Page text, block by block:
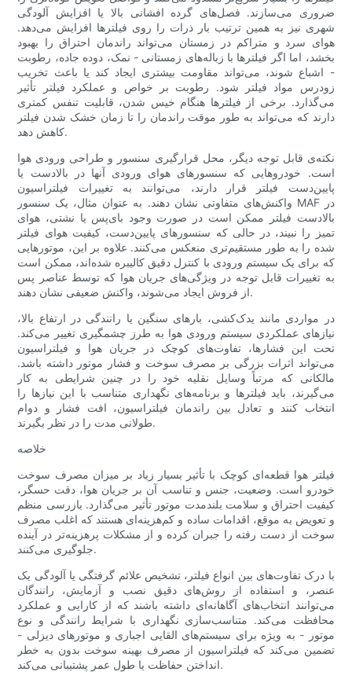
ضروری می‌سازند. فصل‌های گرده افشانی بالا یا افزایش آلودگی
شهری نیز به همین ترتیب بار ذرات را روی فیلترها افزایش می‌دهد.
هوای سرد و متراکم در زمستان می‌تواند راندمان احتراق را بهبود
بخشد، اما اگر فیلترها با زباله‌های زمستانی - نمک، دوده جاده، رطوبت
- اشباع شوند، می‌تواند مقاومت بیشتری ایجاد کند یا باعث تخریب
زودرس مواد فیلتر شود. رطوبت بر خواص و عملکرد فیلتر تأثیر
می‌گذارد. برخی از فیلترها هنگام خیس شدن، قابلیت تنفس کمتری
دارند که می‌تواند به طور موقت راندمان را تا زمان خشک شدن فیلتر
کاهش دهد.
نکته‌ی قابل توجه دیگر، محل قرارگیری سنسور و طراحی ورودی هوا
است. خودروهایی که سنسورهای هوای ورودی آنها در بالادست یا
پایین‌دست فیلتر قرار دارند، می‌توانند به تغییرات فیلتراسیون
واکنش‌های متفاوتی نشان دهند. به عنوان مثال، یک سنسور MAF در
بالادست فیلتر ممکن است در صورت وجود بای‌پس یا نشتی، هوای
تمیز را نبیند، در حالی که سنسورهای پایین‌دست، کیفیت هوای فیلتر
شده را به طور مستقیم‌تری منعکس می‌کنند. علاوه بر این، موتورهایی
که برای یک سیستم ورودی با کنترل دقیق کالیبره شده‌اند، ممکن است
به تغییرات قابل توجه در ویژگی‌های جریان هوا که توسط عناصر پس
از فروش ایجاد می‌شوند، واکنش ضعیفی نشان دهند.
در مواردی مانند یدک‌کشی، بارهای سنگین یا رانندگی در ارتفاع بالا،
نیازهای عملکردی سیستم ورودی هوا به طرز چشمگیری تغییر می‌کند.
تحت این فشارها، تفاوت‌های کوچک در جریان هوا و فیلتراسیون
می‌تواند اثرات بزرگی بر مصرف سوخت و فشار موتور داشته باشد.
مالکانی که مرتباً وسایل نقلیه خود را در چنین شرایطی به کار
می‌گیرند، باید فیلترها و برنامه‌های نگهداری متناسب با این نیازها را
انتخاب کنند و تعادل بین راندمان فیلتراسیون، افت فشار و دوام
طولانی مدت را در نظر بگیرند.
خلاصه
فیلتر هوا قطعه‌ای کوچک با تأثیر بسیار زیاد بر میزان مصرف سوخت
خودرو است. وضعیت، جنس و تناسب آن بر جریان هوا، دقت حسگر،
کیفیت احتراق و سلامت بلندمدت موتور تأثیر می‌گذارد. بازرسی منظم
و تعویض به موقع، اقدامات ساده و کم‌هزینه‌ای هستند که اغلب مصرف
سوخت از دست رفته را جبران کرده و از مشکلات پرهزینه‌تر در آینده
جلوگیری می‌کنند.
با درک تفاوت‌های بین انواع فیلتر، تشخیص علائم گرفتگی یا آلودگی یک
عنصر، و استفاده از روش‌های دقیق نصب و آزمایش، رانندگان
می‌توانند انتخاب‌های آگاهانه‌ای داشته باشند که از کارایی و عملکرد
محافظت می‌کند. متناسب‌سازی نگهداری با شرایط رانندگی و نوع
موتور - به ویژه برای سیستم‌های القایی اجباری و موتورهای دیزلی -
تضمین می‌کند که فیلتراسیون از مصرف بهینه سوخت بدون به خطر
انداختن حفاظت یا طول عمر پشتیبانی می‌کند.